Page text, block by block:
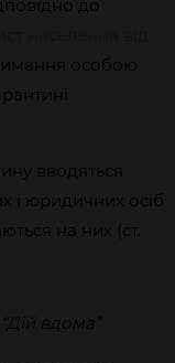
до
особою
вводяться
і юридичних осіб
на них (ст.
вдома”